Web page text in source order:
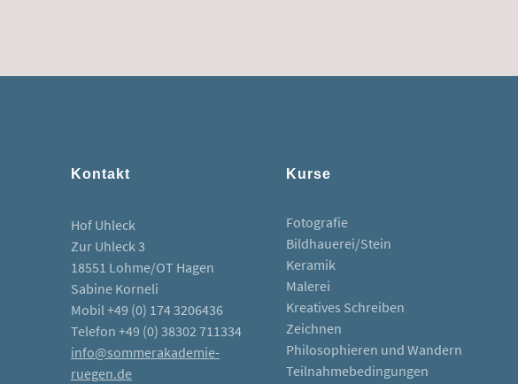
Kontakt
Hof Uhleck
Zur Uhleck 3
18551 Lohme/OT Hagen
Sabine Korneli
Mobil +49 (0) 174 3206436
Telefon +49 (0) 38302 711334
info@sommerakademie-
ruegen.de
Kurse
Fotografie
Bildhauerei/Stein
Keramik
Malerei
Kreatives Schreiben
Zeichnen
Philosophieren und Wandern
Teilnahmebedingungen